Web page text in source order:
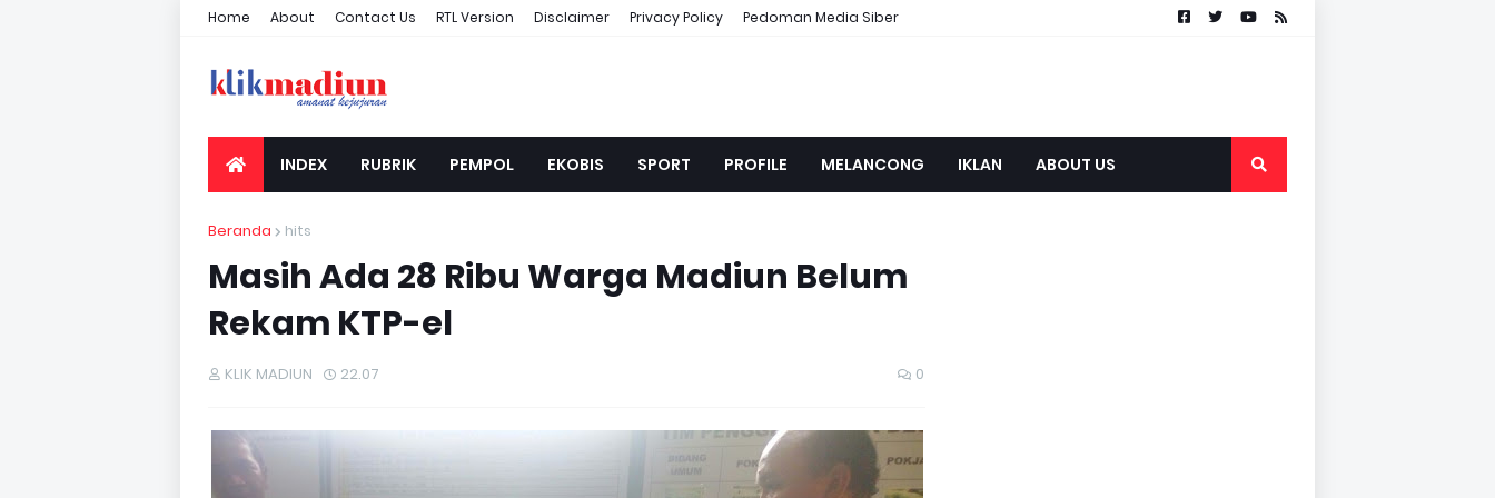
Home About Contact Us RTL Version Disclaimer Privacy Policy Pedoman Media Siber
INDEX RUBRIK PEMPOL EKOBIS SPORT PROFILE MELANCONG IKLAN ABOUT US
Beranda hits
Masih Ada 28 Ribu Warga Madiun Belum
Rekam KTP-el
KLIK MADIUN 22.07 0